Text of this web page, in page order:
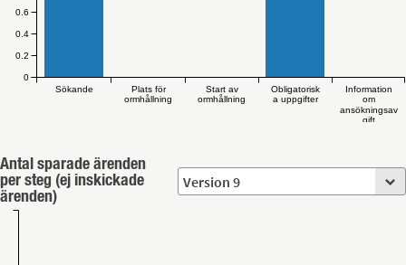
Sökande
Plats för
ormhållning
Start av
ormhållning
Obligatorisk
a uppgifter
Information
om
ansökningsav
gift
0
0.2
0.4
0.6
Antal sparade ärenden
per steg (ej inskickade
ärenden)